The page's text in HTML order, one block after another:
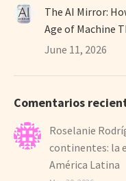
The AI Mirror:
Age of Machine
June 11, 2026
Comentarios
Roselanie
continentes: la
América Latina